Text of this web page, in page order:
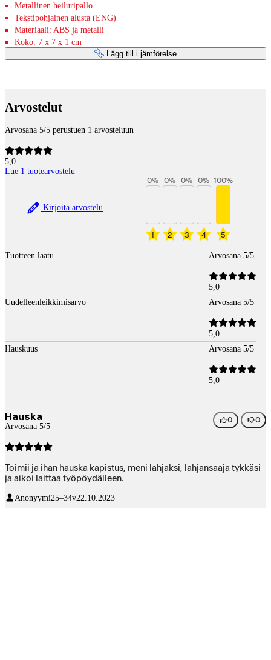
Metallinen heiluripallo
Tekstipohjainen alusta (ENG)
Materiaali: ABS ja metalli
Koko: 7 x 7 x 1 cm
Lägg till i jämförelse
Arvostelut
Arvosana 5/5 perustuen 1 arvosteluun
5,0
Lue 1 tuotearvostelu
Kirjoita arvostelu
1
0%
2
0%
3
0%
4
0%
5
100%
Tuotteen laatu Arvosana 5/5
5,0
Uudelleenleikkimisarvo
Arvosana 5/5
5,0
Hauskuus
Arvosana 5/5
5,0
Hauska
Arvosana 5/5
0 0
Toimii ja ihan hauska kapistus, meni lahjaksi, lahjansaaja tykkäsi
ja aikoi laittaa työpöydälleen.
Anonyymi25–34v22.10.2023